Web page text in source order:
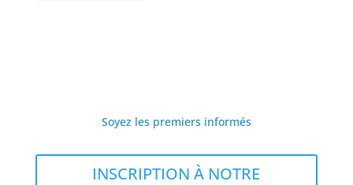
Soyez les premiers informés
INSCRIPTION À NOTRE